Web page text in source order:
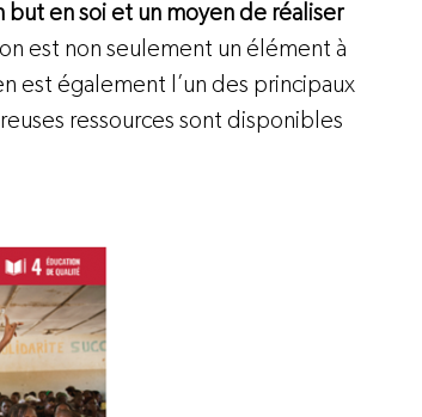
but en soi et un moyen de réaliser
est non seulement un élément à
est également l’un des principaux
ressources sont disponibles